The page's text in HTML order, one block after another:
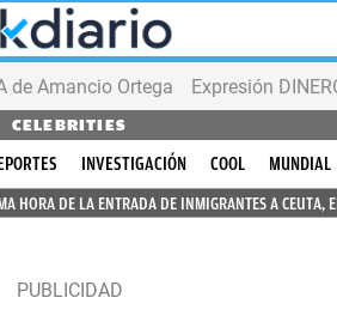
de Amancio Ortega Expresión
CELEBRITIES
INVESTIGACIÓN COOL
MUNDIAL
HORA DE LA ENTRADA DE INMIGRANTES A CEUTA,